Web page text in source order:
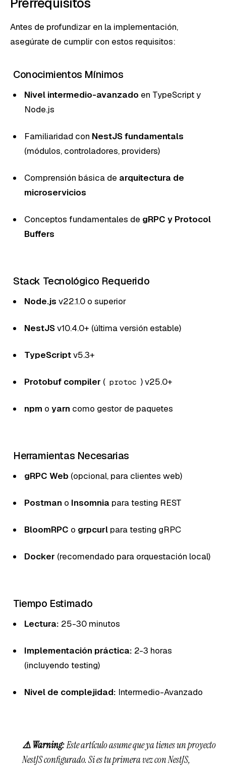
Antes de profundizar en la implementación,
asegúrate de cumplir con estos requisitos:
Conocimientos Mínimos
Nivel intermedio-avanzado en TypeScript y
Node.js
Familiaridad con NestJS fundamentals
(módulos, controladores, providers)
Comprensión básica de arquitectura de
microservicios
Conceptos fundamentales de gRPC y Protocol
Buffers
Stack Tecnológico Requerido
Node.js v22.1.0 o superior
NestJSv10.4.0+ (última versión estable)
TypeScriptv5.3+
Protobuf compiler ( protoc ) v25.0+
npm o yarn como gestor de paquetes
Herramientas Necesarias
gRPC Web (opcional, para clientes web)
Postman o Insomnia para testing REST
BloomRPC o grpcurl para testing gRPC
Docker (recomendado para orquestación local)
Tiempo Estimado
Lectura: 25-30 minutos
Implementación práctica: 2-3 horas
(incluyendo testing)
Nivel de complejidad: Intermedio-Avanzado
⚠️ Warning:Este artículo asume que ya tienes un proyecto
NestJS configurado. Si es tu primera vez con NestJS,